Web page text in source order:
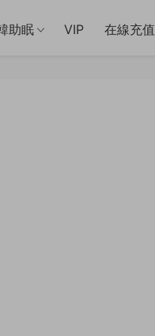
助眠 VIP 在線充值